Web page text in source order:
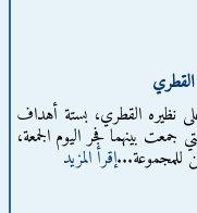
نظيره القطري، بستة أهداف
جمعت بينهما فجر اليوم الجمعة،
للمجموعة...إقرأ المزيد